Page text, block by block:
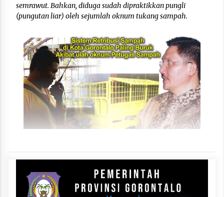
semrawut. Bahkan, diduga sudah dipraktikkan pungli
(pungutan liar) oleh sejumlah oknum tukang sampah.